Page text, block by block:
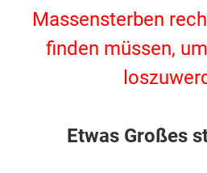
Massensterben
finden müssen,
Etwas Großes